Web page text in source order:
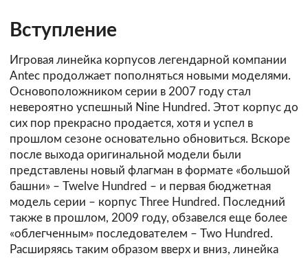
Вступление
Игровая линейка корпусов легендарной компании
Antec продолжает пополняться новыми моделями.
Основоположником серии в 2007 году стал
невероятно успешный Nine Hundred. Этот корпус до
сих пор прекрасно продается, хотя и успел в
прошлом сезоне основательно обновиться. Вскоре
после выхода оригинальной модели были
представлены новый флагман в формате «большой
башни» – Twelve Hundred – и первая бюджетная
модель серии – корпус Three Hundred. Последний
также в прошлом, 2009 году, обзавелся еще более
«облегченным» последователем – Two Hundred.
Расширяясь таким образом вверх и вниз, линейка